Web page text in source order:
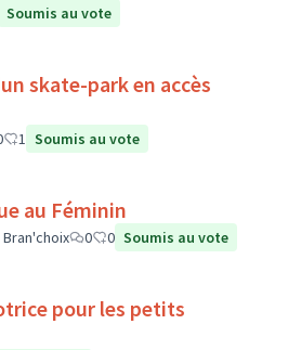
Soumis au vote
skate-park en accès
1 Soumis au vote
au Féminin
0 0 Soumis au vote
pour les petits